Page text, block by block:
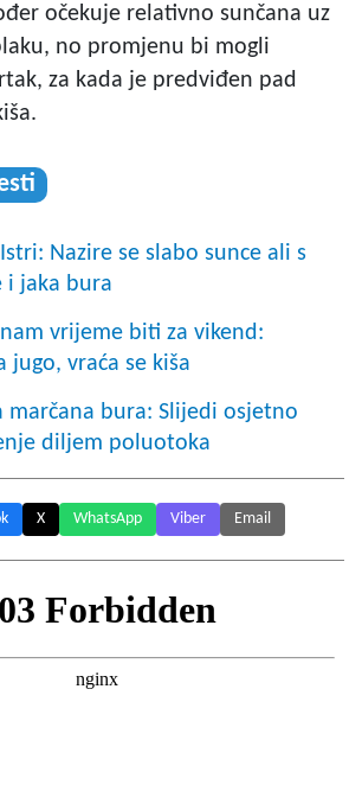
očekuje relativno sunčana uz
no promjenu bi mogli
za kada je predviđen pad
Nazire se slabo sunce ali s
i jaka bura
nam vrijeme biti za vikend:
jugo, vraća se kiša
marčana bura: Slijedi osjetno
diljem poluotoka
X WhatsApp Viber Email